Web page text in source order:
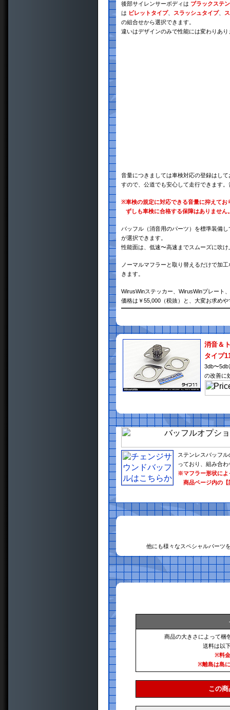
後部サイレンサーボディは ブラックステ
は ビレットタイプ、 スラッシュタイプ、
の組合せから選択できます。
違いはデザインのみで性能には変わりあ
音量につきましては車検対応の登録はし
すので、公道でも安心して走行できます
※車検の規定に対応できる音量に抑えて
ずしも車検に合格する保障はありませ
バッフル（消音用のパーツ）を標準装備
が選択できます。
性能面は、低速〜高速までスムーズに吹
ノーマルマフラーと取り替えるだけで加
きます。
WirusWinステッカー、WirusWinプレート
価格は￥55,000（税抜）と、大変お求め
消音＆
タイプ
3db〜
の改善に
ステンレスバッフ
っており、組み合
※マフラー形状によ
商品ページ内の【
他にも様々なスペシャルパーツ
商品の大きさによって梱
送料は以
※料
※離島は島
この